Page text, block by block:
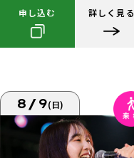
申し込む 詳しく見る
8/9(日)